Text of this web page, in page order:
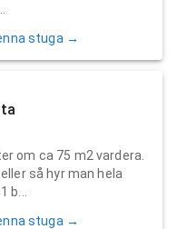
stuga →
om ca 75 m2 vardera.
så hyr man hela
stuga →